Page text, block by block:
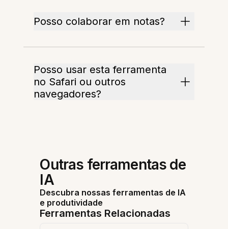
Posso colaborar em notas?
Posso usar esta ferramenta
no Safari ou outros
navegadores?
Outras ferramentas de
IA
Descubra nossas ferramentas de IA
e produtividade
Ferramentas Relacionadas